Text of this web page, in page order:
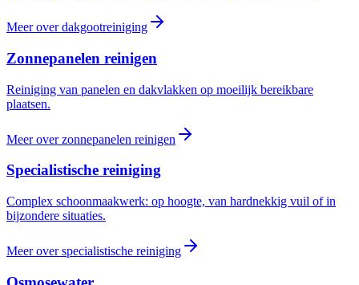
Meer overdakgootreiniging
Zonnepanelen reinigen
Reiniging van panelen en dakvlakken op moeilijk bereikbare
plaatsen.
Meer overzonnepanelen reinigen
Specialistische reiniging
Complex schoonmaakwerk: op hoogte, van hardnekkig vuil of in
bijzondere situaties.
Meer overspecialistische reiniging